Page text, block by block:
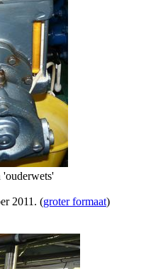
'ouderwets'
2011. (groter formaat)